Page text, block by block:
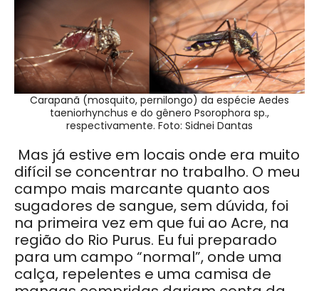
Carapanã (mosquito, pernilongo) da espécie Aedes
taeniorhynchus e do gênero Psorophora sp.,
respectivamente. Foto: Sidnei Dantas
Mas já estive em locais onde era muito
difícil se concentrar no trabalho. O meu
campo mais marcante quanto aos
sugadores de sangue, sem dúvida, foi
na primeira vez em que fui ao Acre, na
região do Rio Purus. Eu fui preparado
para um campo “normal”, onde uma
calça, repelentes e uma camisa de